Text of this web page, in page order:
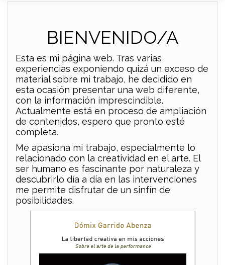
BIENVENIDO/A
Esta es mi página web. Tras varias
experiencias exponiendo quizá un exceso de
material sobre mi trabajo, he decidido en
esta ocasión presentar una web diferente,
con la información imprescindible.
Actualmente está en proceso de ampliación
de contenidos, espero que pronto esté
completa.
Me apasiona mi trabajo, especialmente lo
relacionado con la creatividad en el arte. El
ser humano es fascinante por naturaleza y
descubrirlo día a día en las intervenciones
me permite disfrutar de un sinfín de
posibilidades.